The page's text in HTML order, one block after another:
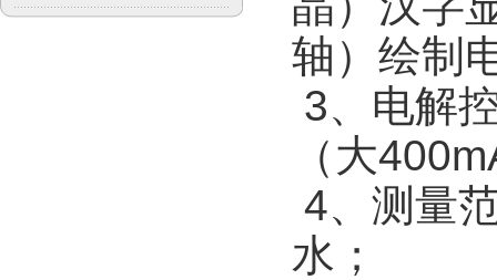
轴）绘制
3、电
（大
4、测
水；